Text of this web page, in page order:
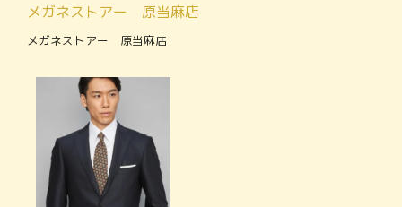
メガネストアー 原当麻店
メガネストアー 原当麻店